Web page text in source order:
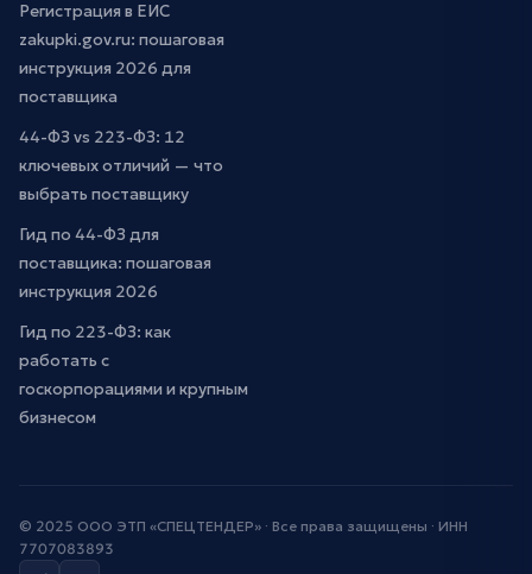
Регистрация в ЕИС
zakupki.gov.ru: пошаговая
инструкция 2026 для
поставщика
44-ФЗ vs 223-ФЗ: 12
ключевых отличий — что
выбрать поставщику
Гид по 44-ФЗ для
поставщика: пошаговая
инструкция 2026
Гид по 223-ФЗ: как
работать с
госкорпорациями и крупным
бизнесом
© 2025 ООО ЭТП «СПЕЦТЕНДЕР» · Все права защищены · ИНН
7707083893